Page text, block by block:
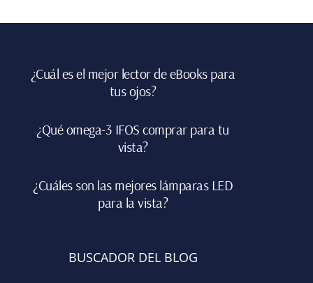
Footer¿Cuál es el mejor lector de eBooks para
tus ojos?
¿Qué omega-3 IFOS comprar para tu
vista?
¿Cuáles son las mejores lámparas LED
para la vista?
BUSCADOR DEL BLOG